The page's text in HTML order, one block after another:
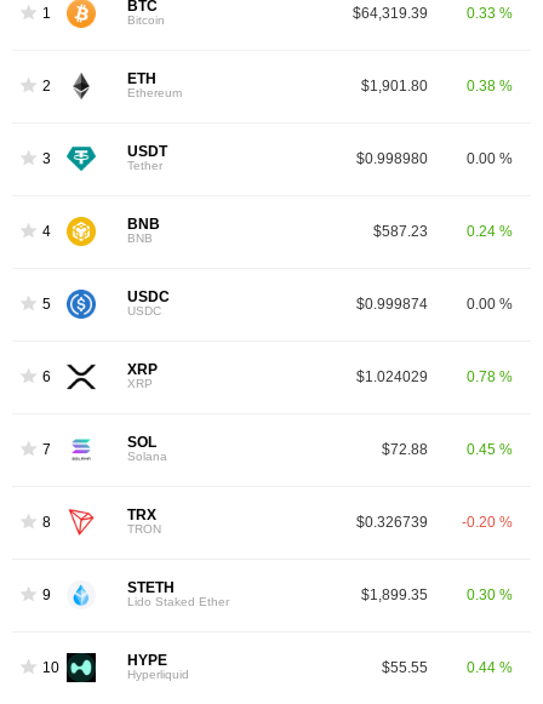
1 BTC
Bitcoin $64,319.39 0.33 %
2 ETH
Ethereum $1,901.80 0.38 %
3 USDT
Tether $0.998980 0.00 %
4 BNB
BNB $587.23 0.24 %
5 USDC
USDC $0.999874 0.00 %
6 XRP
XRP $1.024029 0.78 %
7 SOL
Solana $72.88 0.45 %
8 TRX
TRON $0.326739 -0.20 %
9 STETH
Lido Staked Ether $1,899.35 0.30 %
10 HYPE
Hyperliquid $55.55 0.44 %